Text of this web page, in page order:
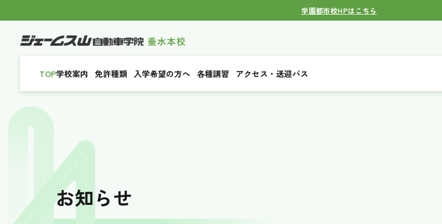
学園都市校HPはこちら
TOP学校案内 免許種類 入学希望の方へ 各種講習 アクセス・送迎バス
お知らせ